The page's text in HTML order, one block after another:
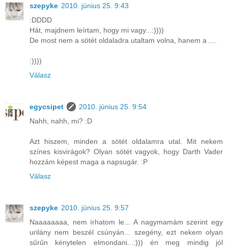
szepyke 2010. június 25. 9:43
:DDDD
Hát, majdnem leírtam, hogy mi vagy...:))))
De most nem a sötét oldaladra utaltam volna, hanem a ....
:))))
Válasz
egycsipet
2010. június 25. 9:54
Nahh, nahh, mi? :D
Azt hiszem, minden a sötét oldalamra utal. Mit nekem
színes kisvirágok? Olyan sötét vagyok, hogy Darth Vader
hozzám képest maga a napsugár. :P
Válasz
szepyke 2010. június 25. 9:57
Naaaaaaaa, nem írhatom le... A nagymamám szerint egy
urilány nem beszél csúnyán... szegény, ezt nekem olyan
sűrűn kénytelen elmondani...:))) én meg mindig jól